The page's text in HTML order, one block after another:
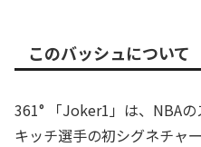
このバッシュについて
361° 「Joker1」は、NBA
キッチ選手の初シグネチャ